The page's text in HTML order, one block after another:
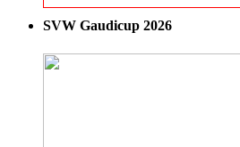
SVW Gaudicup 2026